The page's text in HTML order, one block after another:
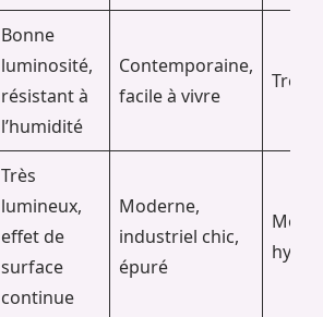
Bonne
luminosité,
résistant à
l’humidité
Contemporaine,
facile à vivre
Très
Très
lumineux,
effet de
surface
continue
Moderne,
industriel chic,
épuré